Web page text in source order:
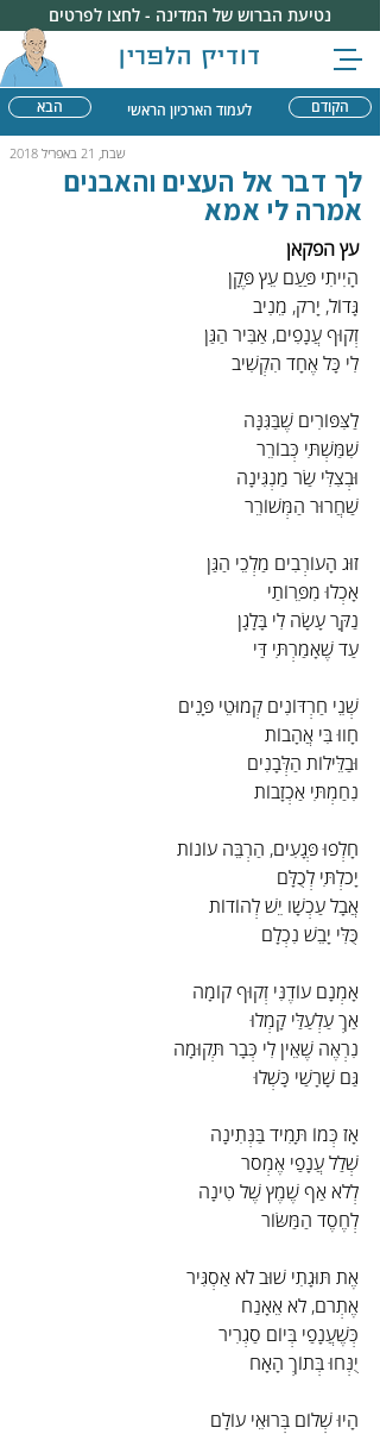
דודיק הלפרין
נטיעת הברוש של המדינה - לחצו לפרטים
הבא הקודם לעמוד הארכיון הראשי
שבת, 21 באפריל 2018
לך דבר אל העצים והאבנים
אמרה לי אמא
עץ הפקאן
הָיִיתִי פַּעַם עֵץ פֶּקָן
גָּדוֹל, יָרֹק, מֵנִיב
זְקוּף עֲנָפִים, אַבִּיר הַגַּן
לִי כָּל אֶחָד הִקְשִׁיב
לַצִּפּוֹרִים שֶׁבַּגִּנָּה
שִׁמַּשְׁתִּי כְּבוֹרֵר
וּבְצִלִּי שַׂר מַנְגִּינָה
שַׁחֲרוּר הַמְּשׁוֹרֵר
זוּג הָעוֹרְבִים מַלְכֵי הַגַּן
אָכְלוּ מִפֵּרוֹתַי
נַקָּר עָשָׂה לִי בָּלָגָן
עַד שֶׁאָמַרְתִּי דַּי
שְׁנֵי חַרְדּוֹנִים קְמוּטֵי פָּנִים
חָווּ בִּי אֲהָבוֹת
וּבַלֵּילוֹת הַלְּבָנִים
נִחַמְתִּי אַכְזָבוֹת
חָלְפוּ פְּגָעִים, הַרְבֵּה עוֹנוֹת
יָכֹלְתִּי לְכֻלָּם
אֲבָל עַכְשָׁו יֵשׁ לְהוֹדוֹת
כֻּלִּי יָבֵשׁ נִכְלָם
אָמְנָם עוֹדֶנִּי זְקוּף קוֹמָה
אַךְ עַלְעַלַּי קָמְלוּ
נִרְאֶה שֶׁאֵין לִי כְּבָר תְּקוּמָה
גַּם שָׁרָשַׁי כָּשְׁלוּ
אָז כְּמוֹ תָּמִיד בַּנְּתִינָה
שְׁלַל עֲנָפַי אֶמְסֹר
לְלֹא אַף שֶׁמֶץ שֶׁל טִינָה
לְחֶסֶד הַמַּשּׂוֹר
אֶת תּוּגָתִי שׁוּב לֹא אַסְגִּיר
אֶתְרֹם, לֹא אֵאָנַח
כְּשֶׁעֲנָפַי בְּיוֹם סַגְרִיר
יֻנְּחוּ בְּתוֹךְ הָאָח
הָיוּ שְׁלוֹם בְּרוּאֵי עוֹלָם